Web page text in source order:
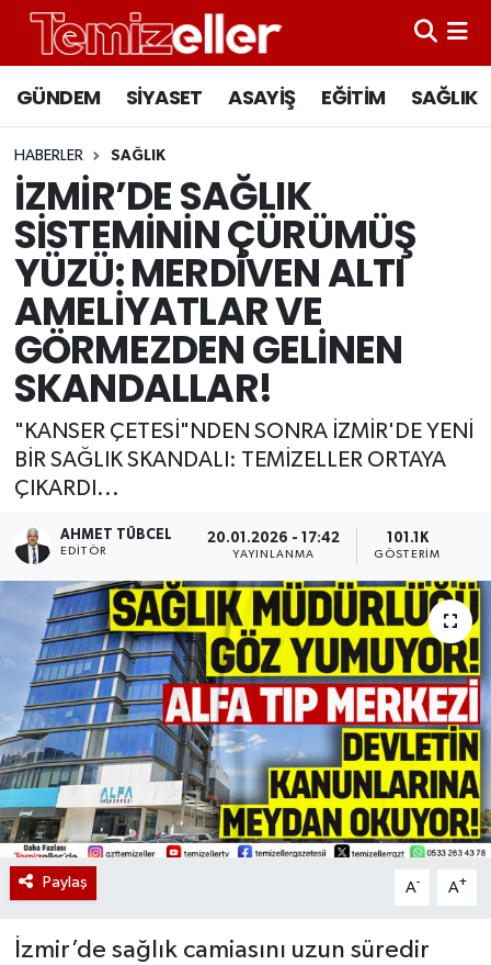
GÜNDEM SİYASET ASAYİŞ EĞİTİM SAĞLIK
HABERLER SAĞLIK
İZMİR’DE SAĞLIK
SİSTEMİNİN ÇÜRÜMÜŞ
YÜZÜ: MERDİVEN ALTI
AMELİYATLAR VE
GÖRMEZDEN GELİNEN
SKANDALLAR!
"KANSER ÇETESİ"NDEN SONRA İZMİR'DE YENİ
BİR SAĞLIK SKANDALI: TEMİZELLER ORTAYA
ÇIKARDI...
AHMET TÜBCEL
EDITÖR
20.01.2026 - 17:42
YAYINLANMA
101.1K
GÖSTERIM
Paylaş A- A+
İzmir’de sağlık camiasını uzun süredir
CANLI YAYIN
ASAYİŞ
EĞİTİM
SAĞLIK
SİYASET
Hava Durumu
Süper Lig Puan Durumu ve Fikstür
Tüm Manşetler
Son Dakika Haberleri
Haber Arşivi